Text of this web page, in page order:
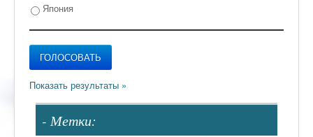
Япония
- Метки: